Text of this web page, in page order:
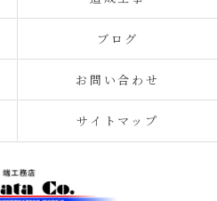
ブログ
お問い合わせ
サイトマップ